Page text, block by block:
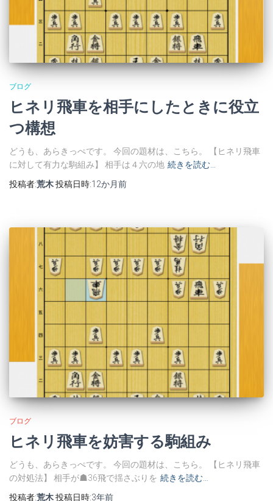
ブログ
ヒネリ飛車を相手にしたときに役立
つ構想
どうも、あらきっぺです。 今回の題材は、こちら。 【ヒネリ飛車
に対して有力な駒組み】 相手は４六の地 続きを読む…
投稿者:荒木投稿日時:12か月前
ブログ
ヒネリ飛車を妨害する駒組み
どうも、あらきっぺです。 今回の題材は、こちら。 【ヒネリ飛車
の対処法】 相手が☗36飛で揺さぶりを 続きを読む…
投稿者:荒木投稿日時:3年前